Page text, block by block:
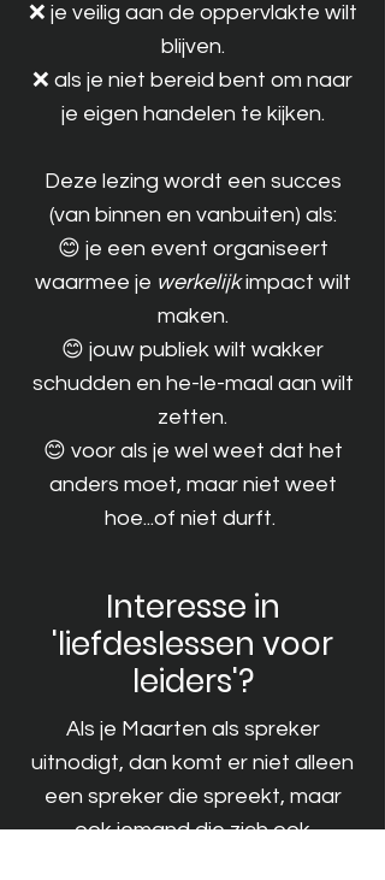
❌ je veilig aan de oppervlakte wilt
blijven.
❌ als je niet bereid bent om naar
je eigen handelen te kijken.
Deze lezing wordt een succes
(van binnen en vanbuiten) als:
😊 je een event organiseert
waarmee je werkelijkimpact wilt
maken.
😊 jouw publiek wilt wakker
schudden en he-le-maal aan wilt
zetten.
😊 voor als je wel weet dat het
anders moet, maar niet weet
hoe...of niet durft.
Interesse in
'liefdeslessen voor
leiders'?
Als je Maarten als spreker
uitnodigt, dan komt er niet alleen
een spreker die spreekt, maar
ook iemand die zich ook